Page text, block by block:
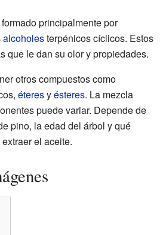
principalmente por
alcoholesterpénicos cíclicos. Estos
que le dan su olor y propiedades.
otros compuestos como
éteresyésteres. La mezcla
puede variar. Depende de
pino, la edad del árbol y qué
el aceite.